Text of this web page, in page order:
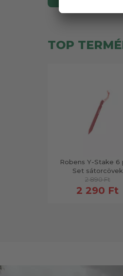
TOP
Robens Y-Stake 6
Set sátorcövek
2 890 Ft
2 290 Ft